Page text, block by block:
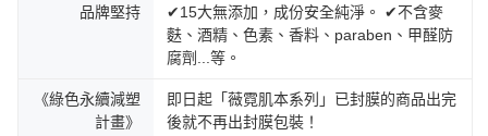
品牌堅持
✔15大無添加，成份安全純淨。 ✔不含麥
麩、酒精、色素、香料、paraben、甲醛防
腐劑...等。
《綠色永續減塑
計畫》
即日起「薇霓肌本系列」已封膜的商品出完
後就不再出封膜包裝！